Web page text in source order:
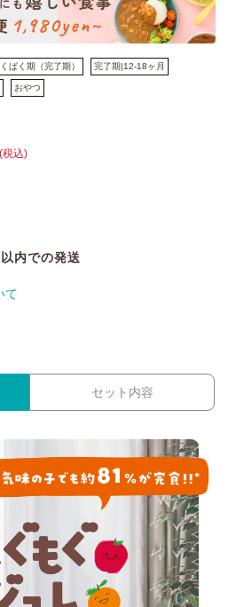
ぱく期（完了期） 完了期|12-18ヶ月
おやつ
(税込)
内での発送
て
セット内容